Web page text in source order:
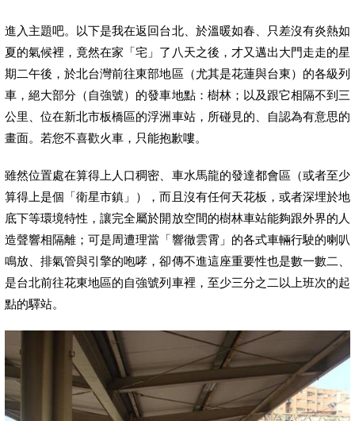
進入主題吧。以下是我在返回台北、於溫暖如春、只差沒有炎熱如
夏的氣候裡，竟然在家「宅」了八天之後，才又邁出大門走走的星
期二午後，於北台灣前往東部地區（尤其是花蓮與台東）的各級列
車，絕大部分（自強號）的發車地點：樹林；以及跟它相隔不到 三
公里
、位在新北市板橋區的浮洲車站，所碰見的、自認為有意思的
畫面。若您不喜歡火車，只能抱歉嘍。
雖然位置處在算得上人口稠密、車水馬龍的發達都會區（或者至少
算得上是個「衛星市鎮」），而且沒有任何天花板，或者深埋於地
底下等環境特性，讓完全屬於開放空間的樹林車站能夠跟外界的人
造聲響相隔離；可是周遭理當「響徹雲霄」的各式車輛行駛的喇叭
鳴放、排氣管與引擎的咆哮，卻傳不進這座重要性也是數一數二、
是台北前往花東地區的自強號列車裡，至少三分之二以上班次的起
點的驛站。